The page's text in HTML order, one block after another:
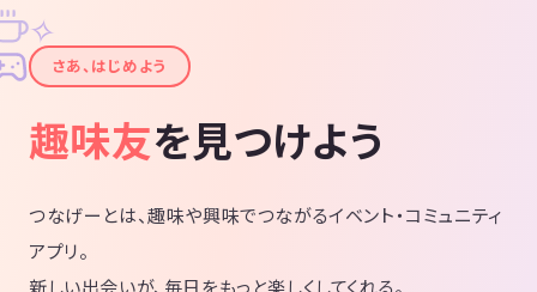
✦
✧
さあ、はじめよう
趣味友を見つけよう
つなげーとは、趣味や興味でつながるイベント・コミュニティ
アプリ。
新しい出会いが、毎日をもっと楽しくしてくれる。